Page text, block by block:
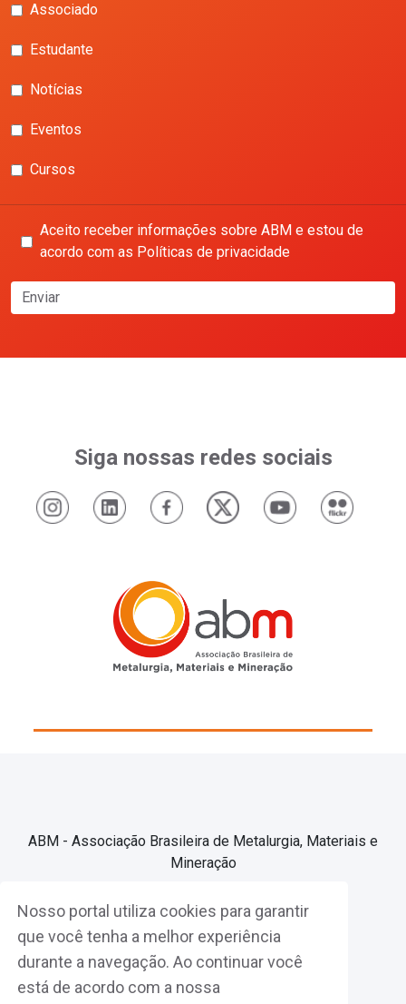
Nosso portal utiliza cookies para garantir
que você tenha a melhor experiência
durante a navegação. Ao continuar você
está de acordo com a nossa
Associado
Estudante
Notícias
Eventos
Cursos
Aceito receber informações sobre ABM e estou de
acordo com as Políticas de privacidade
Enviar
Siga nossas redes sociais
ABM - Associação Brasileira de Metalurgia, Materiais e
Mineração
Associe-se
Fazer Login